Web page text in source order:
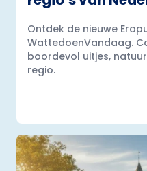
Ontdek de nieuwe
WattedoenVandaag.
boordevol uitjes,
regio.